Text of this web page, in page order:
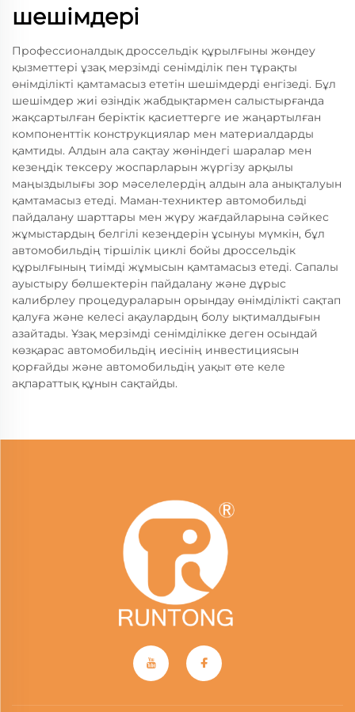
шешімдері
Профессионалдық дроссельдік құрылғыны жөндеу
қызметтері ұзақ мерзімді сенімділік пен тұрақты
өнімділікті қамтамасыз ететін шешімдерді енгізеді. Бұл
шешімдер жиі өзіндік жабдықтармен салыстырғанда
жақсартылған беріктік қасиеттерге ие жаңартылған
компоненттік конструкциялар мен материалдарды
қамтиды. Алдын ала сақтау жөніндегі шаралар мен
кезеңдік тексеру жоспарларын жүргізу арқылы
маңыздылығы зор мәселелердің алдын ала анықталуын
қамтамасыз етеді. Маман-техниктер автомобильді
пайдалану шарттары мен жүру жағдайларына сәйкес
жұмыстардың белгілі кезеңдерін ұсынуы мүмкін, бұл
автомобильдің тіршілік циклі бойы дроссельдік
құрылғының тиімді жұмысын қамтамасыз етеді. Сапалы
ауыстыру бөлшектерін пайдалану және дұрыс
калибрлеу процедураларын орындау өнімділікті сақтап
қалуға және келесі ақаулардың болу ықтималдығын
азайтады. Ұзақ мерзімді сенімділікке деген осындай
көзқарас автомобильдің иесінің инвестициясын
қорғайды және автомобильдің уақыт өте келе
ақпараттық құнын сақтайды.